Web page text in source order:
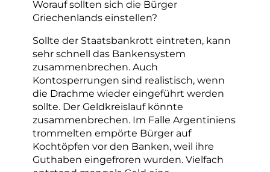
Worauf sollten sich die Bürger
Griechenlands einstellen?
Sollte der Staatsbankrott eintreten, kann
sehr schnell das Bankensystem
zusammenbrechen. Auch
Kontosperrungen sind realistisch, wenn
die Drachme wieder eingeführt werden
sollte. Der Geldkreislauf könnte
zusammenbrechen. Im Falle Argentiniens
trommelten empörte Bürger auf
Kochtöpfen vor den Banken, weil ihre
Guthaben eingefroren wurden. Vielfach